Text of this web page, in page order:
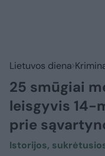
Lietuvos diena
25 smūgiai
leisgyvis 14-
prie
Istorijos,